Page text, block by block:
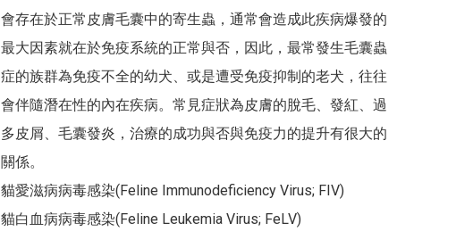
會存在於正常皮膚毛囊中的寄生蟲，通常會造成此疾病爆發的
最大因素就在於免疫系統的正常與否，因此，最常發生毛囊蟲
症的族群為免疫不全的幼犬、或是遭受免疫抑制的老犬，往往
會伴隨潛在性的內在疾病。常見症狀為皮膚的脫毛、發紅、過
多皮屑、毛囊發炎，治療的成功與否與免疫力的提升有很大的
關係。
貓愛滋病病毒感染(Feline Immunodeficiency Virus; FIV)
貓白血病病毒感染(Feline Leukemia Virus; FeLV)